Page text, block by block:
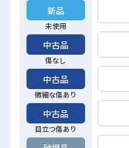
新品
未使用
中古品
傷なし
中古品
微細な傷あり
中古品
目立つ傷あり